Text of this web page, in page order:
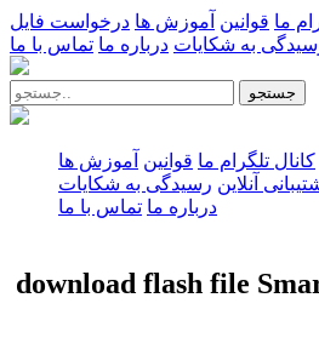
ما قوانین آموزش ها درخواست فایل
به شکایات درباره ما تماس با ما
جستجو
کانال تلگرام ما قوانین آموزش ها
آنلاین رسیدگی به شکایات
درباره ما تماس با ما
download flash file